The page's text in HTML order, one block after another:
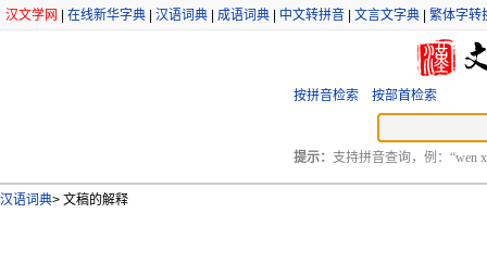
汉文学网 在线新华字典 汉语词典 成语词典 中文转拼音 文言文字典 繁体字转
按拼音检索 按部首检索
提示： 支持拼音查询，例：“wen
汉语词典> 文稿的解释